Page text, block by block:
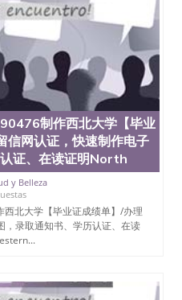
制作西北大学【毕业
信网认证，快速制作电子
证、在读证明North
y Belleza
北大学【毕业证成绩单】/办理
，录取通知书、学历认证、在读